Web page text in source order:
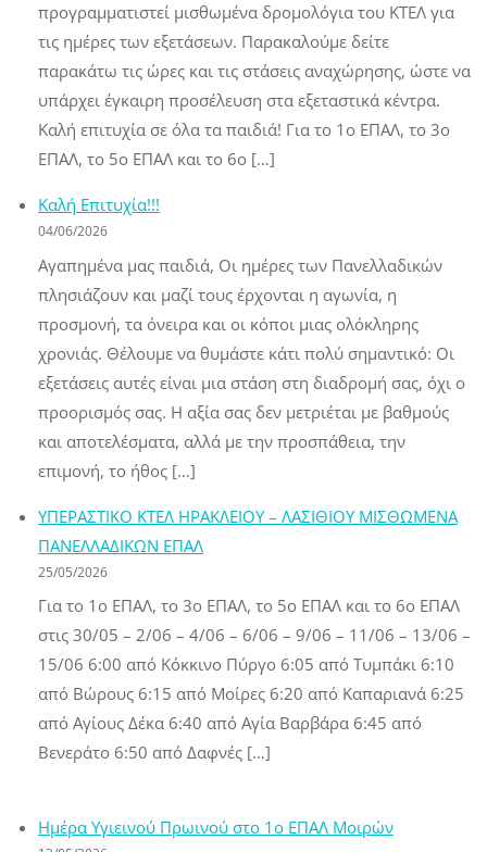
προγραμματιστεί μισθωμένα δρομολόγια του ΚΤΕΛ για
τις ημέρες των εξετάσεων. Παρακαλούμε δείτε
παρακάτω τις ώρες και τις στάσεις αναχώρησης, ώστε να
υπάρχει έγκαιρη προσέλευση στα εξεταστικά κέντρα.
Καλή επιτυχία σε όλα τα παιδιά! Για το 1ο ΕΠΑΛ, το 3ο
ΕΠΑΛ, το 5ο ΕΠΑΛ και το 6ο […]
Καλή Επιτυχία!!!
04/06/2026
Αγαπημένα μας παιδιά, Οι ημέρες των Πανελλαδικών
πλησιάζουν και μαζί τους έρχονται η αγωνία, η
προσμονή, τα όνειρα και οι κόποι μιας ολόκληρης
χρονιάς. Θέλουμε να θυμάστε κάτι πολύ σημαντικό: Οι
εξετάσεις αυτές είναι μια στάση στη διαδρομή σας, όχι ο
προορισμός σας. Η αξία σας δεν μετριέται με βαθμούς
και αποτελέσματα, αλλά με την προσπάθεια, την
επιμονή, το ήθος […]
ΥΠΕΡΑΣΤΙΚΟ ΚΤΕΛ ΗΡΑΚΛΕΙΟΥ – ΛΑΣΙΘΙΟΥ ΜΙΣΘΩΜΕΝΑ
ΠΑΝΕΛΛΑΔΙΚΩΝ ΕΠΑΛ
25/05/2026
Για το 1ο ΕΠΑΛ, το 3ο ΕΠΑΛ, το 5ο ΕΠΑΛ και το 6ο ΕΠΑΛ
στις 30/05 – 2/06 – 4/06 – 6/06 – 9/06 – 11/06 – 13/06 –
15/06 6:00 από Κόκκινο Πύργο 6:05 από Τυμπάκι 6:10
από Βώρους 6:15 από Μοίρες 6:20 από Καπαριανά 6:25
από Αγίους Δέκα 6:40 από Αγία Βαρβάρα 6:45 από
Βενεράτο 6:50 από Δαφνές […]
Ημέρα Υγιεινού Πρωινού στο 1ο ΕΠΑΛ Μοιρών